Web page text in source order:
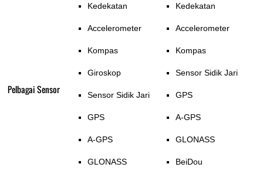
Pelbagai Sensor
Kedekatan
Accelerometer
Kompas
Giroskop
Sensor Sidik Jari
GPS
A-GPS
GLONASS
Kedekatan
Accelerometer
Kompas
Sensor Sidik Jari
GPS
A-GPS
GLONASS
BeiDou